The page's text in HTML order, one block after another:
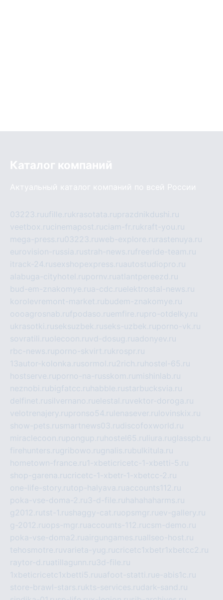
Каталог компаний
Актуальный каталог компаний по всей России
03223.ruufille.rukrasotata.ruprazdnikdushi.ru
veetbox.rucinemapost.ruciam-fr.rukraft-you.ru
mega-press.ru03223.ruweb-explore.ru rastenuya.ru
eurovision-russia.rustrah-news.rufreeride-team.ru
itrack-24.rusexshopexpress.ruautostudiopro.ru
alabuga-cityhotel.rupornv.ruatlantpereezd.ru
bud-em-znakomye.rua-cdc.ruelektrostal-news.ru
korolevremont-market.rubudem-znakomye.ru
oooagrosnab.rufpodaso.ruemfire.rupro-otdelky.ru
ukrasotki.ruseksuzbek.ruseks-uzbek.ruporno-vk.ru
sovratili.ruolecoon.ruvd-dosug.ruadonyev.ru
rbc-news.ruporno-skvirt.rukrospr.ru
13autor-kolonka.rusormol.ru2rich.ru hostel-65.ru
hostserve.ruporno-na-russkom.ru mishinlab.ru
neznobi.rubigfatcc.ru habble.rustarbucksvia.ru
delfinet.rusilvernano.ruelestal.ruvektor-doroga.ru
velotrenajery.rupronso54.ru lenasever.ru lovinskix.ru
show-pets.rusmartnews03.rudiscofoxworld.ru
miraclecoon.rupongup.ru hostel65.ru liura.ruglasspb.ru
firehunters.rugribowo.rugnalis.rubulkitula.ru
hometown-france.ru1-xbeticricetc-1-xbetti-5.ru
shop-garena.rucricetc-1-xbetr-1-xbetcc-2.ru
one-life-story.rutop-halyava.ruaccounts112.ru
poka-vse-doma-2.ru3-d-file.ru hahahaharms.ru
g2012.rutst-1.rushaggy-cat.ruopsmgr.ruev-gallery.ru
g-2012.ruops-mgr.ruaccounts-112.rucsm-demo.ru
poka-vse-doma2.ruairgungames.ruallseo-host.ru
tehosmotre.ruvarieta-yug.rucricetc1xbetr1xbetcc2.ru
raytor-d.ruatillagunn.ru3d-file.ru
1xbeticricetc1xbetti5.ruuafoot-statti.rue-abis1c.ru
store-brawl-stars.rukts-services.rudark-sand.ru